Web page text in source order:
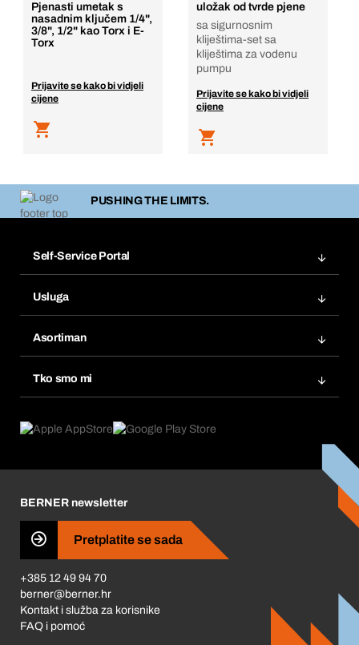
Pjenasti umetak s
nasadnim ključem 1/4",
3/8", 1/2" kao Torx i E-
Torx
Prijavite se kako bi vidjeli
cijene
uložak od tvrde pjene
sa sigurnosnim
kliještima-set sa
kliještima za vodenu
pumpu
Prijavite se kako bi vidjeli
cijene
PUSHING THE LIMITS.
Self-Service Portal
Popisi želja
Ponovno naručivanje
Pretplate
Usluga
Tražitelji proizvoda
Asortiman
Tko smo mi
Što nas pokreće
Business Conduct
BERNER newsletter
Pretplatite se sada
+385 12 49 94 70
berner@berner.hr
Kontakt i služba za korisnike
FAQ i pomoć